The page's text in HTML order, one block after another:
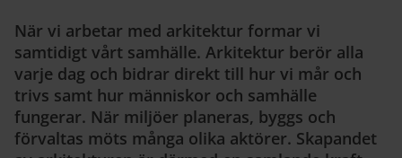
När vi arbetar med arkitektur formar vi
samtidigt vårt samhälle. Arkitektur berör alla
varje dag och bidrar direkt till hur vi mår och
trivs samt hur människor och samhälle
fungerar. När miljöer planeras, byggs och
förvaltas möts många olika aktörer. Skapandet